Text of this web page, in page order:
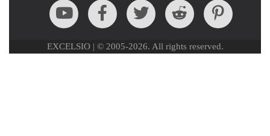
EXCELSIO | © 2005-2026. All rights reserved.